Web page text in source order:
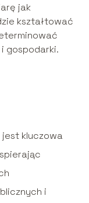
jak
kształtować
gospodarki.
jest kluczowa
i